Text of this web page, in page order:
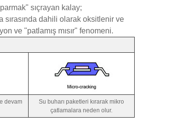
sıçrayan kalay;
dahili olarak oksitlenir ve
ve "patlamış mısır" fenomeni.
devam
Su buharı paketleri kırarak mikro
çatlamalara neden olur.